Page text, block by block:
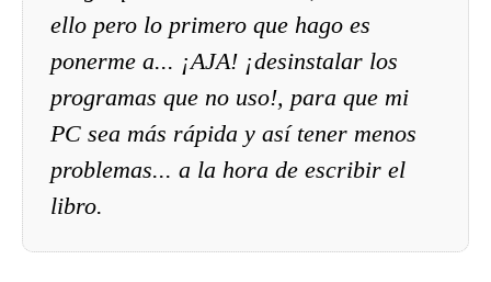
ello pero lo primero que hago es
ponerme a... ¡AJA! ¡desinstalar los
programas que no uso!, para que mi
PC sea más rápida y así tener menos
problemas... a la hora de escribir el
libro.